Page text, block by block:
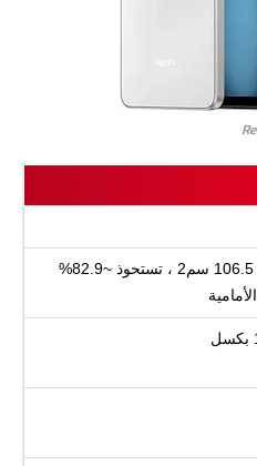
6.71 بوصة، 106.5 سم2 ، تستحوذ ~82.9%